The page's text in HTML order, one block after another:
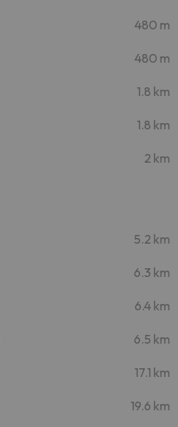
480 m
480 m
1.8 km
1.8 km
2 km
5.2 km
6.3 km
6.4 km
6.5 km
17.1 km
19.6 km